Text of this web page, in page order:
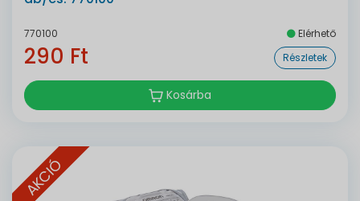
770100 Elérhető
290 Ft Részletek
Kosárba
AKCIÓ